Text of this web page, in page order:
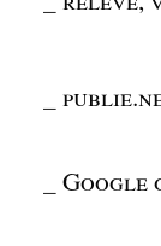
_
_Google